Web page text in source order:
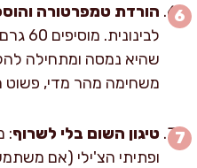
הורדת טמפרטורה
שהיא נמסה ומתחילה
משחימה מהר מדי, פשוט
טיגון השום בלי לשרוף: